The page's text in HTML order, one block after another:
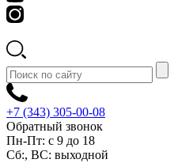
+7 (343) 305-00-08
Обратный звонок
Пн-Пт: с 9 до 18
Сб:, ВС: выходной